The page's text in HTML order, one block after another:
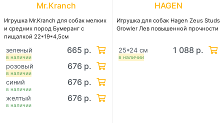
Mr.Kranch
Игрушка Mr.Kranch для собак мелких
и средних пород Бумеранг с
пищалкой 22*19*4,5см
в наличии
зеленый 665 р.
в наличии
розовый 676 р.
в наличии
синий 676 р.
в наличии
желтый 676 р.
HAGEN
Игрушка для собак Hagen Zeus Studs
Growler Лев повышенной прочности
в наличии
25*24 см 1 088 р.